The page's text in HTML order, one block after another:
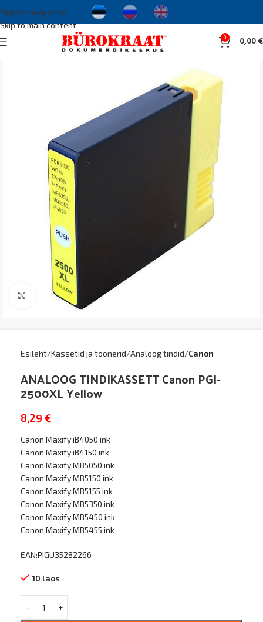
Skip to navigation
Skip to main content
0 0,00€
Kliki suurendamiseks
Esileht Kassetid ja toonerid Analoog tindid Canon
ANALOOG TINDIKASSETT Canon PGI-
2500XL Yellow
8,29 €
Canon Maxify iB4050 ink
Canon Maxify iB4150 ink
Canon Maxify MB5050 ink
Canon Maxify MB5150 ink
Canon Maxify MB5155 ink
Canon Maxify MB5350 ink
Canon Maxify MB5450 ink
Canon Maxify MB5455 ink
EAN:PIGU35282266
10 laos